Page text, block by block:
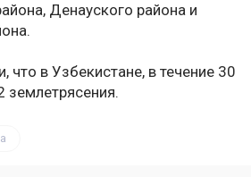
Денауского района и
в Узбекистане, в течение 30
землетрясения.